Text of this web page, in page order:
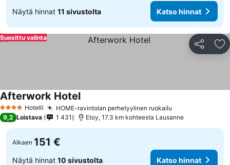
Näytä hinnat 11 sivustolta Katso hinnat
Jaa
Suosittu valinta
4 Tähtiluokitus
Hotelli HOME-ravintolan perhetyylinen ruokailu
Afterwork HotelKatso hinnat
9,2 Loistava 1 431 Etoy, 17.3 km kohteesta Lausanne
Alkaen 151 €
Näytä hinnat 10 sivustolta Katso hinnat